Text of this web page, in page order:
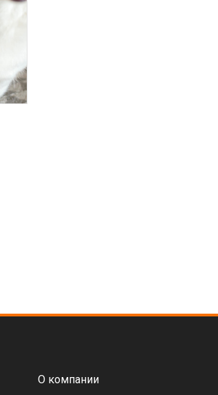
О компании